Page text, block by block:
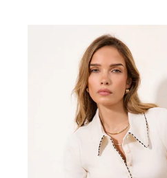
Men's Holiday Shop
All Swimwear
Accessories
Bags & Luggage
Footwear
Hats
Linen Collection
Loafers
Polo Shirts
Sandals & Flipflops